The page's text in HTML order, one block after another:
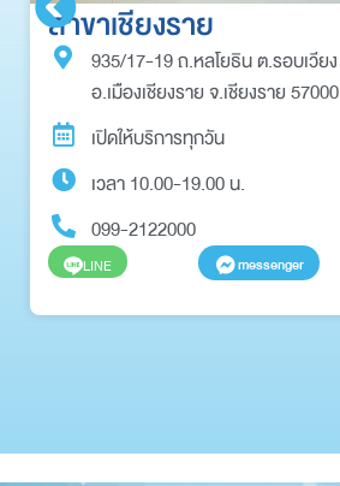
สาขาเชียงราย
935/17-19 ถ.หลโยธิน ต.รอบเวียง
อ.เมืองเชียงราย จ.เชียงราย 57000
เปิดให้บริการทุกวัน
เวลา 10.00-19.00 น.
099-2122000
LINE messenger